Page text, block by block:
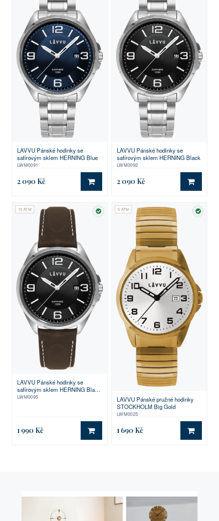
LAVVU Pánské hodinky se
safírovým sklem HERNING Blue
LWM0091
2 090 Kč DO KOŠÍKU
LAVVU Pánské hodinky se
safírovým sklem HERNING Black
LWM0092
2 090 Kč DO
10 ATM
SKLADEM
LAVVU Pánské hodinky se
safírovým sklem HERNING Black
/ Top Grain Leather
LWM0095
1 990 Kč DO KOŠÍKU
5 ATM
LAVVU Pánské pružné hodinky
STOCKHOLM Big Gold
LWM0025
1 690 Kč DO